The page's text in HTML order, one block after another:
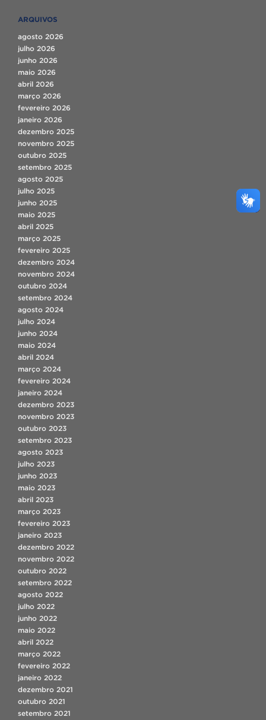
ARQUIVOS
agosto 2026
julho 2026
junho 2026
maio 2026
abril 2026
março 2026
fevereiro 2026
janeiro 2026
dezembro 2025
novembro 2025
outubro 2025
setembro 2025
agosto 2025
julho 2025
junho 2025
maio 2025
abril 2025
março 2025
fevereiro 2025
dezembro 2024
novembro 2024
outubro 2024
setembro 2024
agosto 2024
julho 2024
junho 2024
maio 2024
abril 2024
março 2024
fevereiro 2024
janeiro 2024
dezembro 2023
novembro 2023
outubro 2023
setembro 2023
agosto 2023
julho 2023
junho 2023
maio 2023
abril 2023
março 2023
fevereiro 2023
janeiro 2023
dezembro 2022
novembro 2022
outubro 2022
setembro 2022
agosto 2022
julho 2022
junho 2022
maio 2022
abril 2022
março 2022
fevereiro 2022
janeiro 2022
dezembro 2021
outubro 2021
setembro 2021